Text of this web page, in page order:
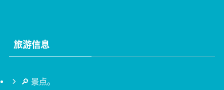
旅游信息
🔎 景点。